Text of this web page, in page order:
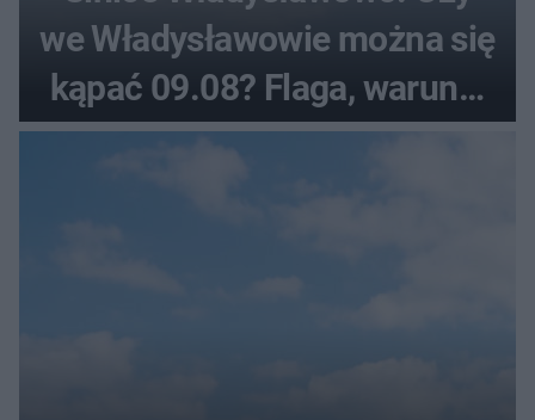
we Władysławowie można się
kąpać 09.08? Flaga, warunki
pogodowe